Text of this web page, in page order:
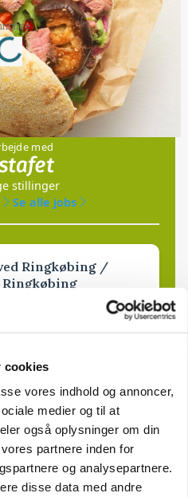
cookies
vores indhold og annoncer,
medier og til at
også oplysninger om din
partnere inden for
og analysepartnere.
disse data med andre
med
stillinger
Se alle jobs
Ringkøbing /
søges til
06. aug.